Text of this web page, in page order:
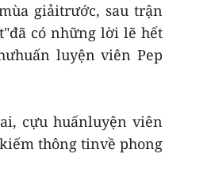
giảitrước, sau trận
có những lời lẽ hết
luyện viên Pep
cựu huấnluyện viên
thông tinvề phong